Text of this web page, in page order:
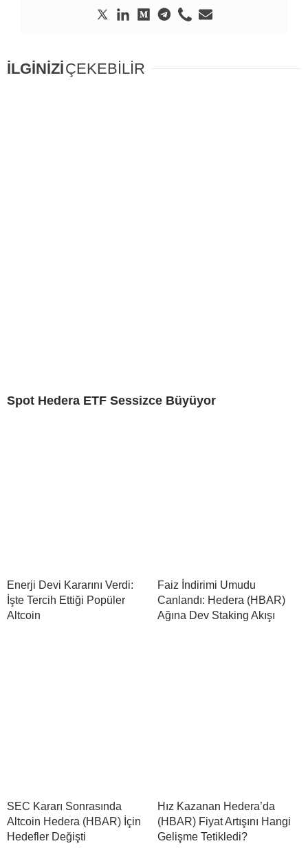
İLGİNİZİÇEKEBİLİR
Spot Hedera ETF Sessizce Büyüyor
Enerji Devi Kararını Verdi:
İşte Tercih Ettiği Popüler
Altcoin
Faiz İndirimi Umudu
Canlandı: Hedera (HBAR)
Ağına Dev Staking Akışı
SEC Kararı Sonrasında
Altcoin Hedera (HBAR) İçin
Hedefler Değişti
Hız Kazanan Hedera’da
(HBAR) Fiyat Artışını Hangi
Gelişme Tetikledi?